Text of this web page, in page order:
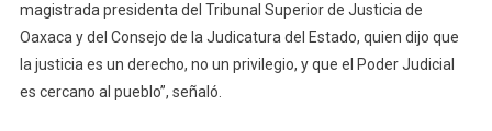
magistrada presidenta del Tribunal Superior de Justicia de
Oaxaca y del Consejo de la Judicatura del Estado, quien dijo que
la justicia es un derecho, no un privilegio, y que el Poder Judicial
es cercano al pueblo”, señaló.